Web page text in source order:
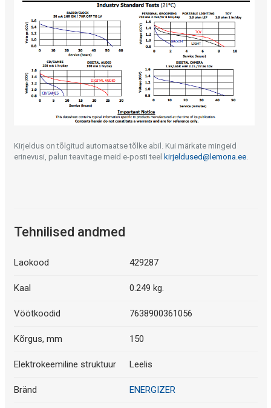
Kirjeldus on tõlgitud automaatse tõlke abil. Kui märkate mingeid
erinevusi, palun teavitage meid e-posti teel kirjeldused@lemona.ee.
Tehnilised andmed
Laokood 429287
Kaal 0.249 kg.
Vöötkoodid 7638900361056
Kõrgus, mm 150
Elektrokeemiline struktuur Leelis
Bränd ENERGIZER